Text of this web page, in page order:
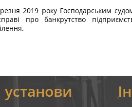
2019 року Господарським
про банкрутство